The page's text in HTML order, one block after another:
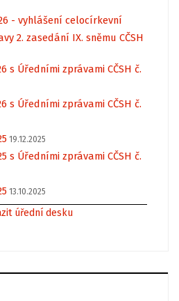
- vyhlášení celocírkevní
2. zasedání IX. sněmu CČSH
s Úředními zprávami CČSH č.
s Úředními zprávami CČSH č.
19.12.2025
s Úředními zprávami CČSH č.
13.10.2025
úřední desku